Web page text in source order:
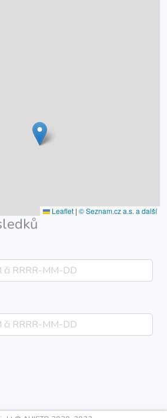
Leaflet | © Seznam.cz a.s. a další